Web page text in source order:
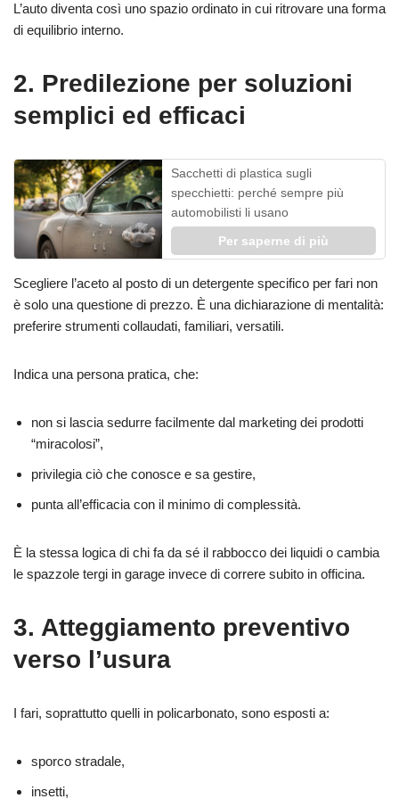
L’auto diventa così uno spazio ordinato in cui ritrovare una forma
di equilibrio interno.
2. Predilezione per soluzioni
semplici ed efficaci
Sacchetti di plastica sugli
specchietti: perché sempre più
automobilisti li usano
Per saperne di più
Scegliere l’aceto al posto di un detergente specifico per fari non
è solo una questione di prezzo. È una dichiarazione di mentalità:
preferire strumenti collaudati, familiari, versatili.
Indica una persona pratica, che:
non si lascia sedurre facilmente dal marketing dei prodotti
“miracolosi”,
privilegia ciò che conosce e sa gestire,
punta all’efficacia con il minimo di complessità.
È la stessa logica di chi fa da sé il rabbocco dei liquidi o cambia
le spazzole tergi in garage invece di correre subito in officina.
3. Atteggiamento preventivo
verso l’usura
I fari, soprattutto quelli in policarbonato, sono esposti a:
sporco stradale,
insetti,